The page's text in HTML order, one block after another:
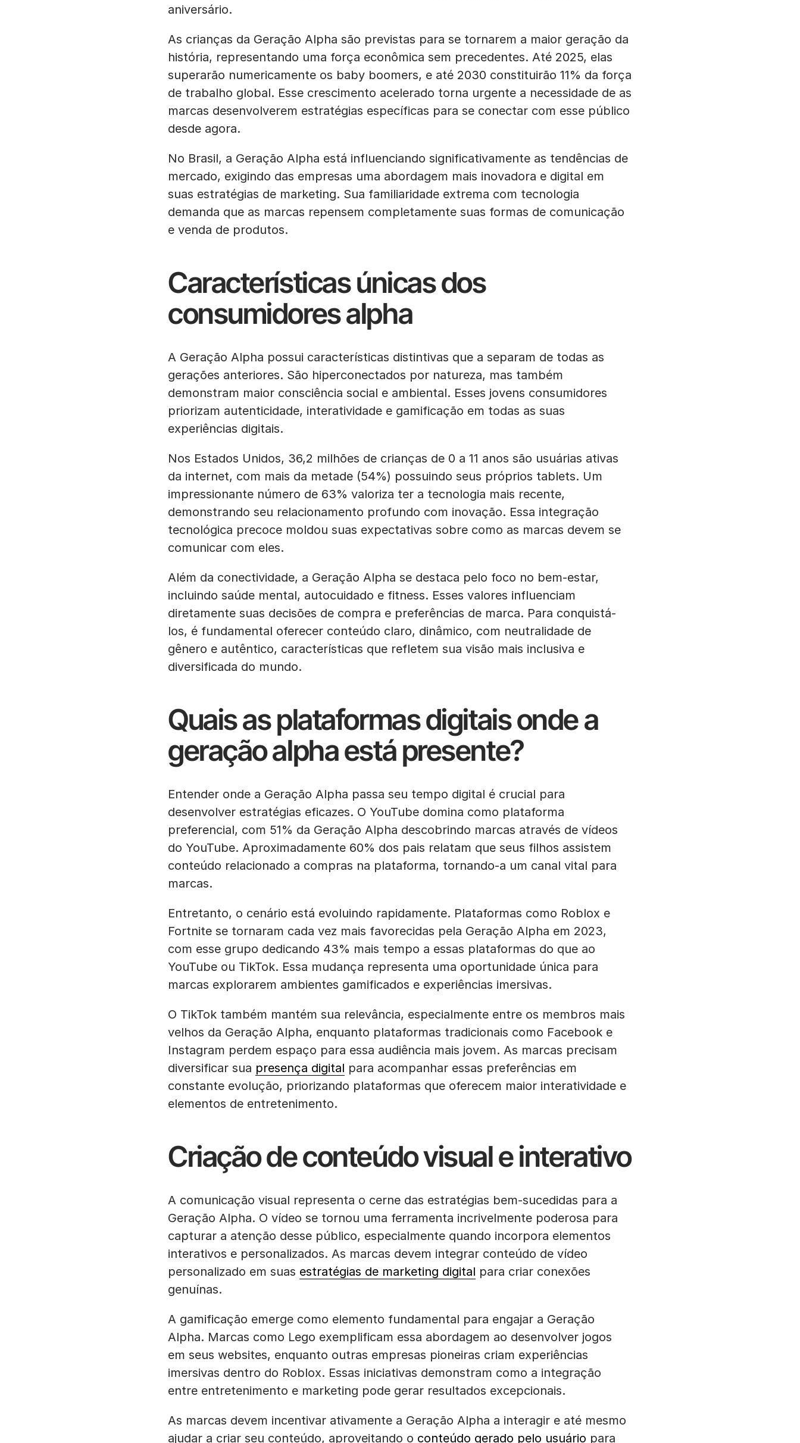
aniversário.
As crianças da Geração Alpha são previstas para se tornarem a maior geração da
história, representando uma força econômica sem precedentes. Até 2025, elas
superarão numericamente os baby boomers, e até 2030 constituirão 11% da força
de trabalho global. Esse crescimento acelerado torna urgente a necessidade de as
marcas desenvolverem estratégias específicas para se conectar com esse público
desde agora.
No Brasil, a Geração Alpha está influenciando significativamente as tendências de
mercado, exigindo das empresas uma abordagem mais inovadora e digital em
suas estratégias de marketing. Sua familiaridade extrema com tecnologia
demanda que as marcas repensem completamente suas formas de comunicação
e venda de produtos.
Características únicas dos
consumidores alpha
A Geração Alpha possui características distintivas que a separam de todas as
gerações anteriores. São hiperconectados por natureza, mas também
demonstram maior consciência social e ambiental. Esses jovens consumidores
priorizam autenticidade, interatividade e gamificação em todas as suas
experiências digitais.
Nos Estados Unidos, 36,2 milhões de crianças de 0 a 11 anos são usuárias ativas
da internet, com mais da metade (54%) possuindo seus próprios tablets. Um
impressionante número de 63% valoriza ter a tecnologia mais recente,
demonstrando seu relacionamento profundo com inovação. Essa integração
tecnológica precoce moldou suas expectativas sobre como as marcas devem se
comunicar com eles.
Além da conectividade, a Geração Alpha se destaca pelo foco no bem-estar,
incluindo saúde mental, autocuidado e fitness. Esses valores influenciam
diretamente suas decisões de compra e preferências de marca. Para conquistá-
los, é fundamental oferecer conteúdo claro, dinâmico, com neutralidade de
gênero e autêntico, características que refletem sua visão mais inclusiva e
diversificada do mundo.
Quais as plataformas digitais onde a
geração alpha está presente?
Entender onde a Geração Alpha passa seu tempo digital é crucial para
desenvolver estratégias eficazes. O YouTube domina como plataforma
preferencial, com 51% da Geração Alpha descobrindo marcas através de vídeos
do YouTube. Aproximadamente 60% dos pais relatam que seus filhos assistem
conteúdo relacionado a compras na plataforma, tornando-a um canal vital para
marcas.
Entretanto, o cenário está evoluindo rapidamente. Plataformas como Roblox e
Fortnite se tornaram cada vez mais favorecidas pela Geração Alpha em 2023,
com esse grupo dedicando 43% mais tempo a essas plataformas do que ao
YouTube ou TikTok. Essa mudança representa uma oportunidade única para
marcas explorarem ambientes gamificados e experiências imersivas.
O TikTok também mantém sua relevância, especialmente entre os membros mais
velhos da Geração Alpha, enquanto plataformas tradicionais como Facebook e
Instagram perdem espaço para essa audiência mais jovem. As marcas precisam
diversificar sua presença digital para acompanhar essas preferências em
constante evolução, priorizando plataformas que oferecem maior interatividade e
elementos de entretenimento.
Criação de conteúdo visual e interativo
A comunicação visual representa o cerne das estratégias bem-sucedidas para a
Geração Alpha. O vídeo se tornou uma ferramenta incrivelmente poderosa para
capturar a atenção desse público, especialmente quando incorpora elementos
interativos e personalizados. As marcas devem integrar conteúdo de vídeo
personalizado em suas estratégias de marketing digital para criar conexões
genuínas.
A gamificação emerge como elemento fundamental para engajar a Geração
Alpha. Marcas como Lego exemplificam essa abordagem ao desenvolver jogos
em seus websites, enquanto outras empresas pioneiras criam experiências
imersivas dentro do Roblox. Essas iniciativas demonstram como a integração
entre entretenimento e marketing pode gerar resultados excepcionais.
As marcas devem incentivar ativamente a Geração Alpha a interagir e até mesmo
ajudar a criar seu conteúdo, aproveitando o conteúdo gerado pelo usuário para